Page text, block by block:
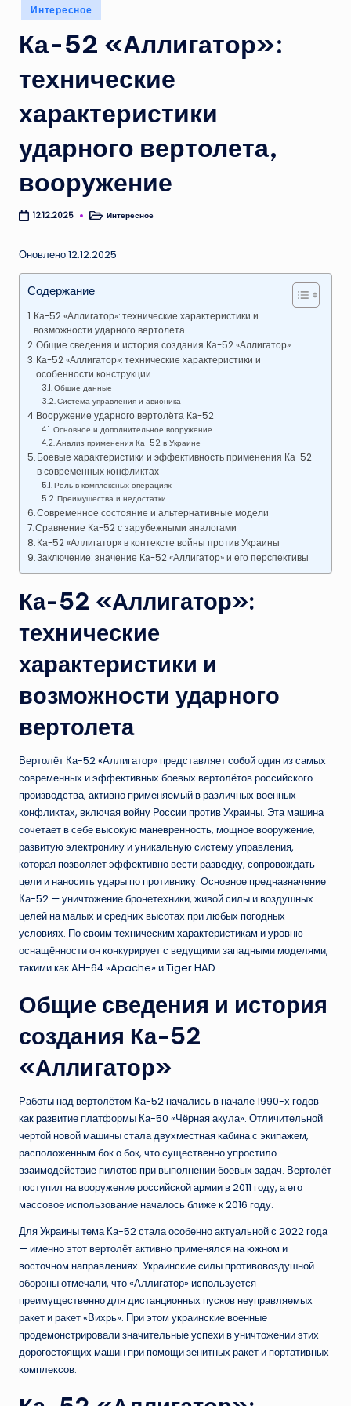
Опубликовано
в
Интересное
Ка-52 «Аллигатор»:
технические
характеристики
ударного вертолета,
вооружение
12.12.2025
Опубликовано
Интересное
Оновлено 12.12.2025
Содержание
Ка-52 «Аллигатор»: технические характеристики и
возможности ударного вертолета
Общие сведения и история создания Ка-52 «Аллигатор»
Ка-52 «Аллигатор»: технические характеристики и
особенности конструкции
Общие данные
Система управления и авионика
Вооружение ударного вертолёта Ка-52
Основное и дополнительное вооружение
Анализ применения Ка-52 в Украине
Боевые характеристики и эффективность применения Ка-52
в современных конфликтах
Роль в комплексных операциях
Преимущества и недостатки
Современное состояние и альтернативные модели
Сравнение Ка-52 с зарубежными аналогами
Ка-52 «Аллигатор» в контексте войны против Украины
Заключение: значение Ка-52 «Аллигатор» и его перспективы
Ка-52 «Аллигатор»:
технические
характеристики и
возможности ударного
вертолета
Вертолёт Ка-52 «Аллигатор» представляет собой один из самых
современных и эффективных боевых вертолётов российского
производства, активно применяемый в различных военных
конфликтах, включая войну России против Украины. Эта машина
сочетает в себе высокую маневренность, мощное вооружение,
развитую электронику и уникальную систему управления,
которая позволяет эффективно вести разведку, сопровождать
цели и наносить удары по противнику. Основное предназначение
Ка-52 — уничтожение бронетехники, живой силы и воздушных
целей на малых и средних высотах при любых погодных
условиях. По своим техническим характеристикам и уровню
оснащённости он конкурирует с ведущими западными моделями,
такими как AH-64 «Apache» и Tiger HAD.
Общие сведения и история
создания Ка-52
«Аллигатор»
Работы над вертолётом Ка-52 начались в начале 1990-х годов
как развитие платформы Ка-50 «Чёрная акула». Отличительной
чертой новой машины стала двухместная кабина с экипажем,
расположенным бок о бок, что существенно упростило
взаимодействие пилотов при выполнении боевых задач. Вертолёт
поступил на вооружение российской армии в 2011 году, а его
массовое использование началось ближе к 2016 году.
Для Украины тема Ка-52 стала особенно актуальной с 2022 года
— именно этот вертолёт активно применялся на южном и
восточном направлениях. Украинские силы противовоздушной
обороны отмечали, что «Аллигатор» используется
преимущественно для дистанционных пусков неуправляемых
ракет и ракет «Вихрь». При этом украинские военные
продемонстрировали значительные успехи в уничтожении этих
дорогостоящих машин при помощи зенитных ракет и портативных
комплексов.